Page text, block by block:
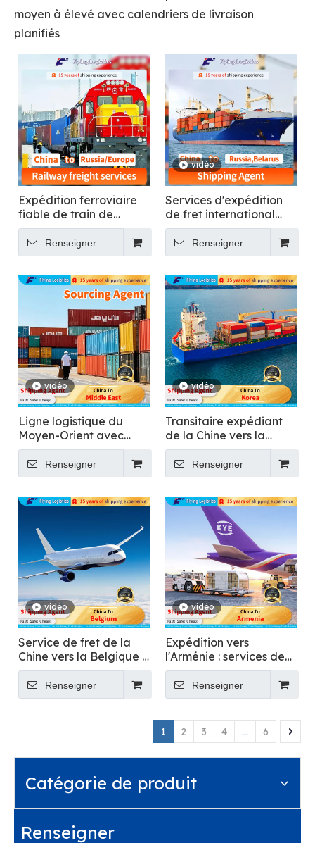
moyen à élevé avec calendriers de livraison
planifiés
Expédition ferroviaire
fiable de train de
transport de transitaire
de fret ferroviaire de
Shenzhen Chine vers la
Renseigner
vidéo
Services d'expédition
de fret international
pour l'expédition de
marchandises
générales vers la Russie
Renseigner
vidéo
Ligne logistique du
Moyen-Orient avec
dédouanement taxes
inclusesRenseigner
vidéo
Transitaire expédiant
de la Chine vers la
Corée pour le transport
des aliments
Renseigner
vidéo
Service de fret de la
Chine vers la Belgique :
service d'agent
maritimeRenseigner
vidéo
Expédition vers
l'Arménie : services de
fret international fiables
Renseigner
1 2 3 4 ... 6
Catégorie de produit
Renseigner